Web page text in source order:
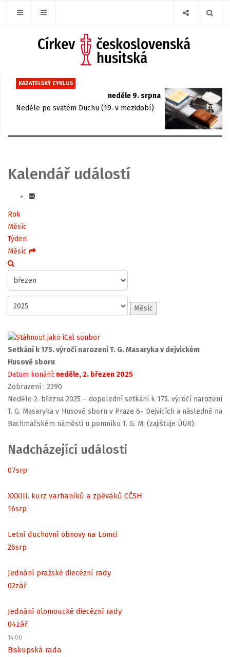
KAZATELSKÝ CYKLUS
neděle 9. srpna
Neděle po svatém Duchu (19. v mezidobí)
Kalendář událostí
Rok
Měsíc
Týden
Měsíc
Měsíc
Setkání k 175. výročí narození T. G. Masaryka v dejvickém
Husově sboru
Datum konání: neděle, 2. březen 2025
Zobrazení : 2390
Neděle 2. března 2025 – dopolední setkání k 175. výročí narození
T. G. Masaryka v Husově sboru v Praze 6- Dejvicích a následně na
Bachmačském náměstí u pomníku T. G. M. (zajišťuje ÚÚR).
Nadcházející události
07srp
XXXIII. kurz varhaníků a zpěváků CČSH
16srp
Letní duchovní obnovy na Lomci
26srp
Jednání pražské diecézní rady
02zář
Jednání olomoucké diecézní rady
04zář
14:00
Biskupská rada